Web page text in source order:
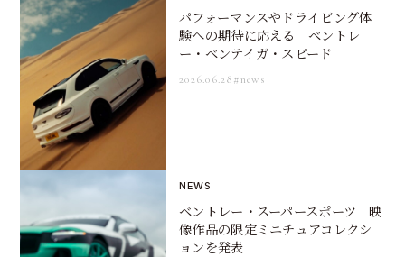
パフォーマンスやドライビング体
験への期待に応える ベントレ
ー・ベンテイガ・スピード
2026.06.28#news
NEWS
ベントレー・スーパースポーツ 映
像作品の限定ミニチュアコレクシ
ョンを発表